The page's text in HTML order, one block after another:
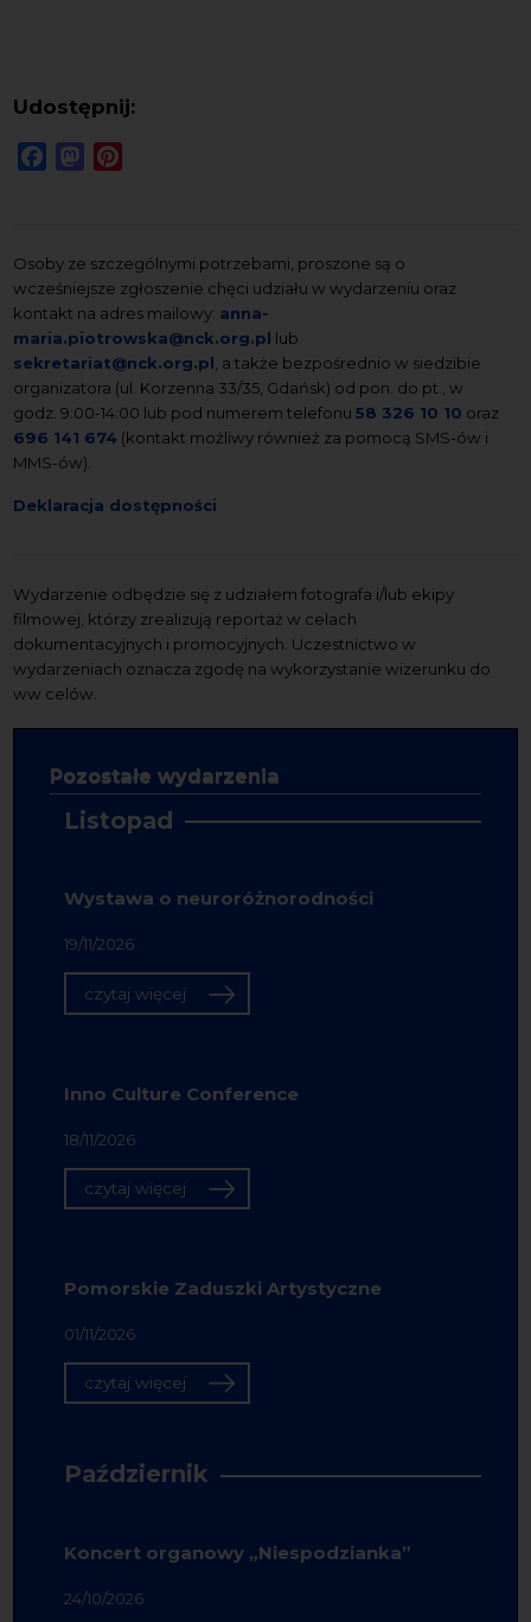
Udostępnij:
FacebookMastodon
Osoby ze szczególnymi potrzebami, proszone są o
wcześniejsze zgłoszenie chęci udziału w wydarzeniu oraz
kontakt na adres mailowy: anna-
maria.piotrowska@nck.org.pl lub
sekretariat@nck.org.pl , a także bezpośrednio w siedzibie
organizatora (ul. Korzenna 33/35, Gdańsk) od pon. do pt., w
godz. 9:00-14:00 lub pod numerem telefonu58 326 10 10 oraz
696 141 674 (kontakt możliwy również za pomocą SMS-ów i
MMS-ów).
Deklaracja dostępności
Wydarzenie odbędzie się z udziałem fotografa i/lub ekipy
filmowej, którzy zrealizują reportaż w celach
dokumentacyjnych i promocyjnych. Uczestnictwo w
wydarzeniach oznacza zgodę na wykorzystanie wizerunku do
ww celów.
Pozostałe wydarzenia
Listopad
Wystawa o neuroróżnorodności
19/11/2026
czytaj więcej
Inno Culture Conference
18/11/2026
czytaj więcej
Pomorskie Zaduszki Artystyczne
01/11/2026
czytaj więcej
Październik
Koncert organowy „Niespodzianka”
24/10/2026